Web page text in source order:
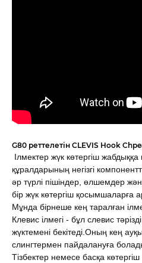
G80 реттелетін CLEVIS Hook
Ілмектер жүк көтергіш жабдыққа
құралдарының негізгі
әр түрлі пішіндер, өлшемдер
бір жүк көтергіш қосымшаларға
Мұнда бірнеше кең таралған
Клевис ілмегі - бұл слевис тәрізді
жүктемені бекітеді. Оның кең
слингтермен пайдалануға
Тізбектер немесе басқа